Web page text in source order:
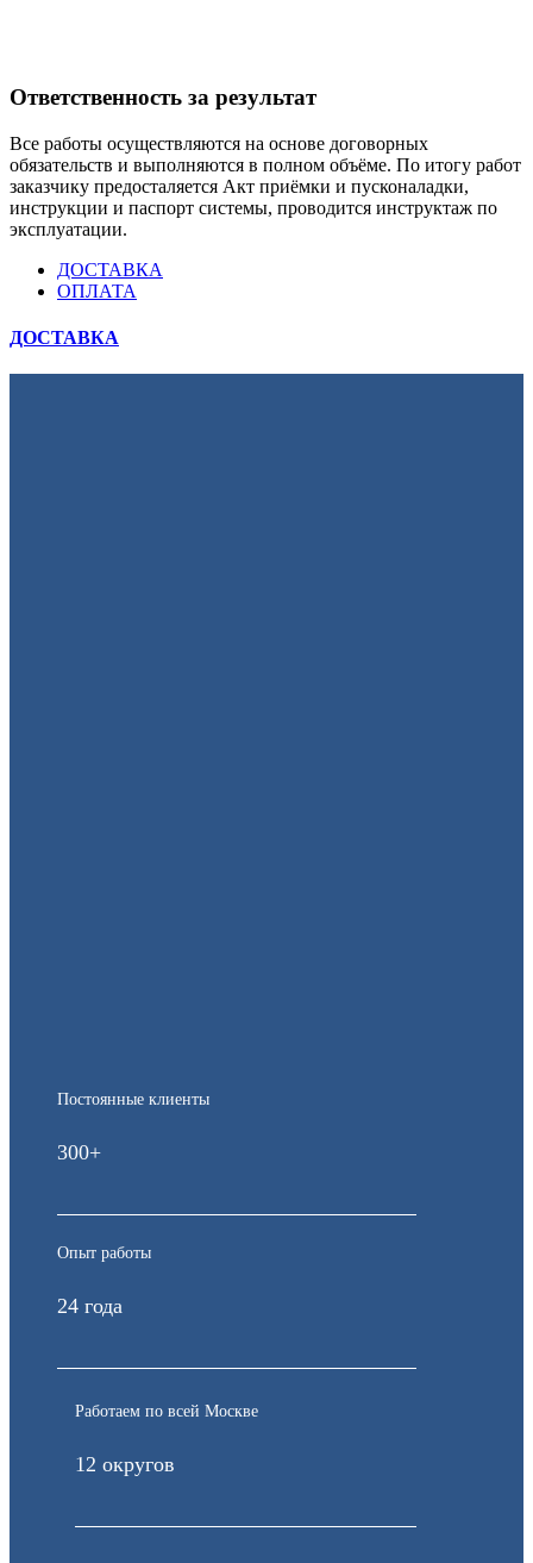
Ответственность за результат
Все работы осуществляются на основе договорных
обязательств и выполняются в полном объёме. По итогу работ
заказчику предосталяется Акт приёмки и пусконаладки,
инструкции и паспорт системы, проводится инструктаж по
эксплуатации.
ДОСТАВКА
ОПЛАТА
ДОСТАВКА
Постоянные клиенты
300+
Опыт работы
24 года
Работаем по всей Москве
12 округов